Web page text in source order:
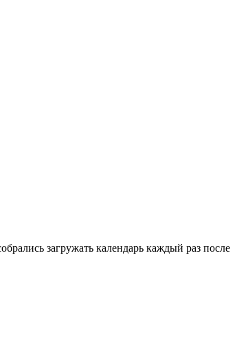
загружать календарь каждый раз после